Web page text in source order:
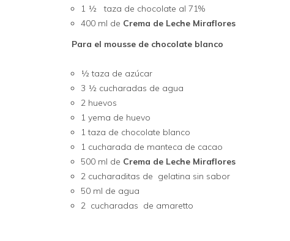
1 ½ taza de chocolate al 71%
400 ml de Crema de Leche Miraflores
Para el mousse de chocolate blanco
½ taza de azúcar
3 ½ cucharadas de agua
2 huevos
1 yema de huevo
1 taza de chocolate blanco
1 cucharada de manteca de cacao
500 ml de Crema de Leche Miraflores
2 cucharaditas de gelatina sin sabor
50 ml de agua
2 cucharadas de amaretto